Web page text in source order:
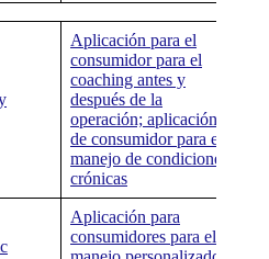
Aplicación para el
consumidor para el
coaching antes y
después de la
operación; aplicación
de consumidor para el
manejo de condiciones
crónicas
Aplicación para
consumidores para el